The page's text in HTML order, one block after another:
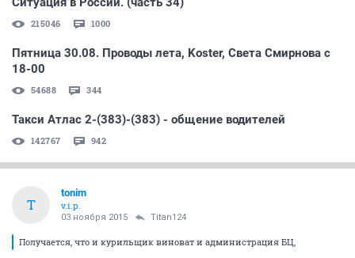
215046 1000
Пятница 30.08. Проводы лета, Koster, Света Смирнова с
18-00
54688 344
Такси Атлас 2-(383)-(383) - общение водителей
142767 942
T
tonim
v.i.p.
03 ноября 2015 Titan124
Получается, что и курильщик виноват и администрация БЦ,